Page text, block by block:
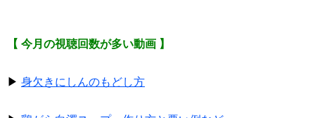
【 今月の視聴回数が多い動画 】
▶ 身欠きにしんのもどし方